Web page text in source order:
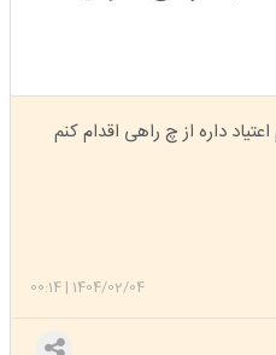
داره از چ راهی اقدام کنم
1404/02/04
|
00:14